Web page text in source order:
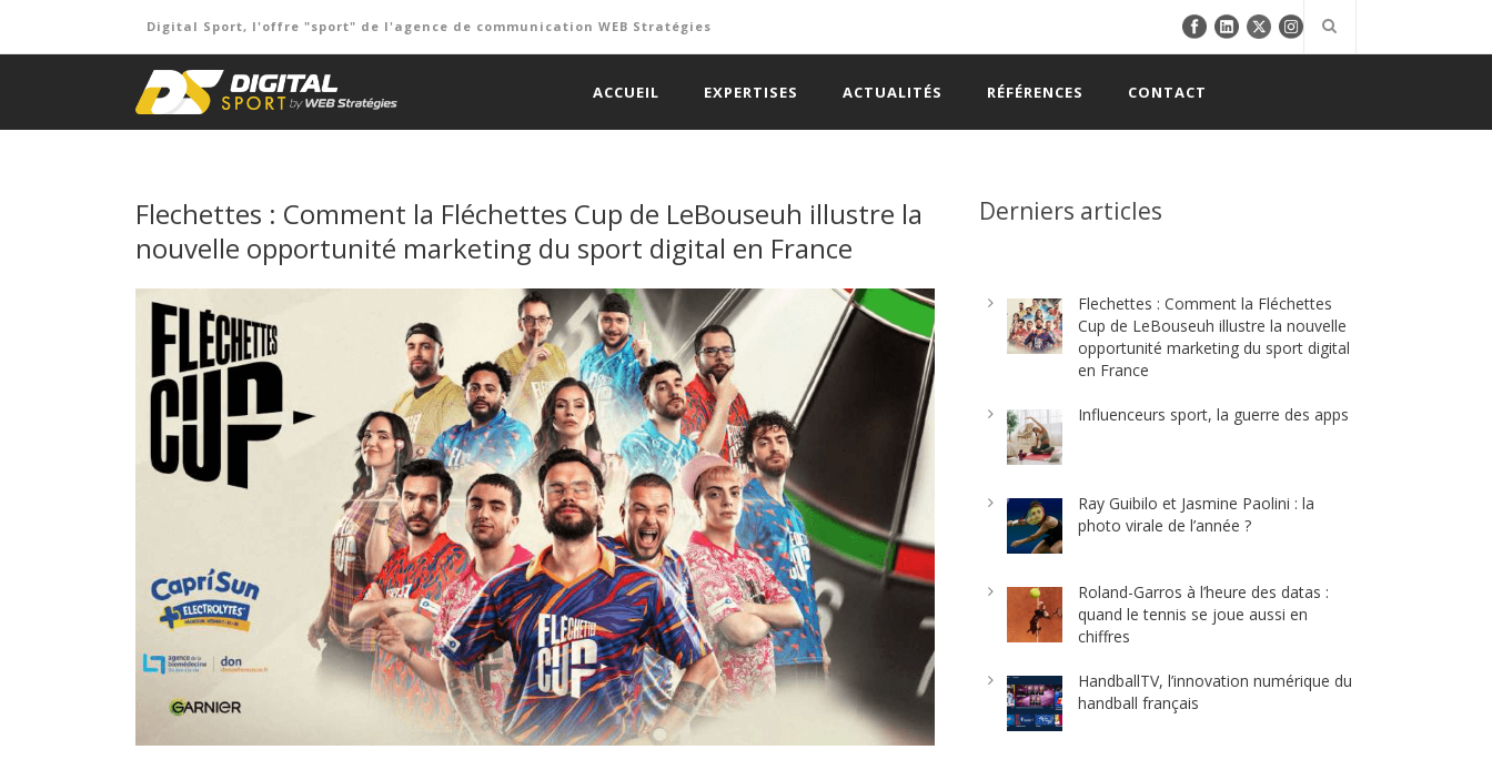
Digital Sport, l'offre "sport" de l'agence de communication WEB Stratégies
ACCUEIL EXPERTISES ACTUALITÉS RÉFÉRENCES CONTACT
Flechettes : Comment la Fléchettes Cup de LeBouseuh illustre la
nouvelle opportunité marketing du sport digital en France
Derniers articles
Flechettes : Comment la Fléchettes
Cup de LeBouseuh illustre la nouvelle
opportunité marketing du sport digital
en France
Influenceurs sport, la guerre des apps
Ray Guibilo et Jasmine Paolini : la
photo virale de l’année ?
Roland-Garros à l’heure des datas :
quand le tennis se joue aussi en
chiffres
HandballTV, l’innovation numérique du
handball français